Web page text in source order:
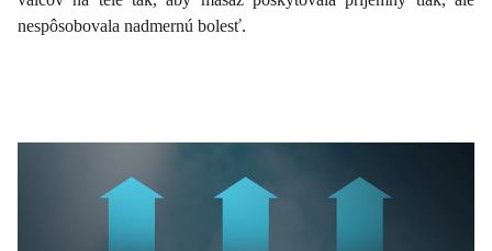
nespôsobovala nadmernú bolesť.